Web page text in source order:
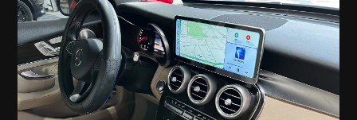
🔹藍牙支援
🔹導航
🔹測速提醒